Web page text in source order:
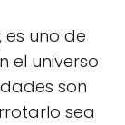
es uno de
el universo
son
sea